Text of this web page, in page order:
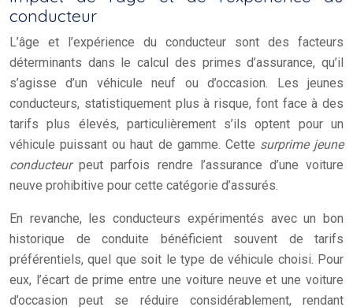
conducteur
L’âge et l’expérience du conducteur sont des facteurs
déterminants dans le calcul des primes d’assurance, qu’il
s’agisse d’un véhicule neuf ou d’occasion. Les jeunes
conducteurs, statistiquement plus à risque, font face à des
tarifs plus élevés, particulièrement s’ils optent pour un
véhicule puissant ou haut de gamme. Cette surprime jeune
conducteurpeut parfois rendre l’assurance d’une voiture
neuve prohibitive pour cette catégorie d’assurés.
En revanche, les conducteurs expérimentés avec un bon
historique de conduite bénéficient souvent de tarifs
préférentiels, quel que soit le type de véhicule choisi. Pour
eux, l’écart de prime entre une voiture neuve et une voiture
d’occasion peut se réduire considérablement, rendant